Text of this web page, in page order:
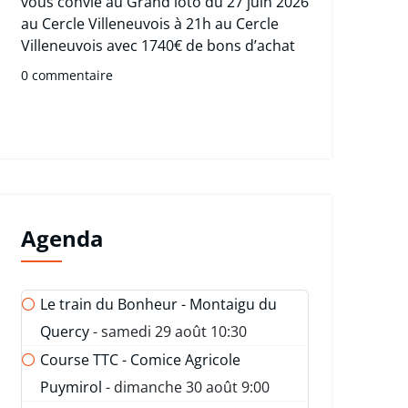
au Cercle Villeneuvois à 21h au Cercle
Villeneuvois avec 1740€ de bons d’achat
0 commentaire
Agenda
Le train du Bonheur - Montaigu du
Quercy- samedi 29 août 10:30
Course TTC - Comice Agricole
Puymirol - dimanche 30 août 9:00